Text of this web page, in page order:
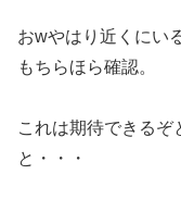
おwやはり近くにい
もちらほら確認。
これは期待できるぞ
と・・・